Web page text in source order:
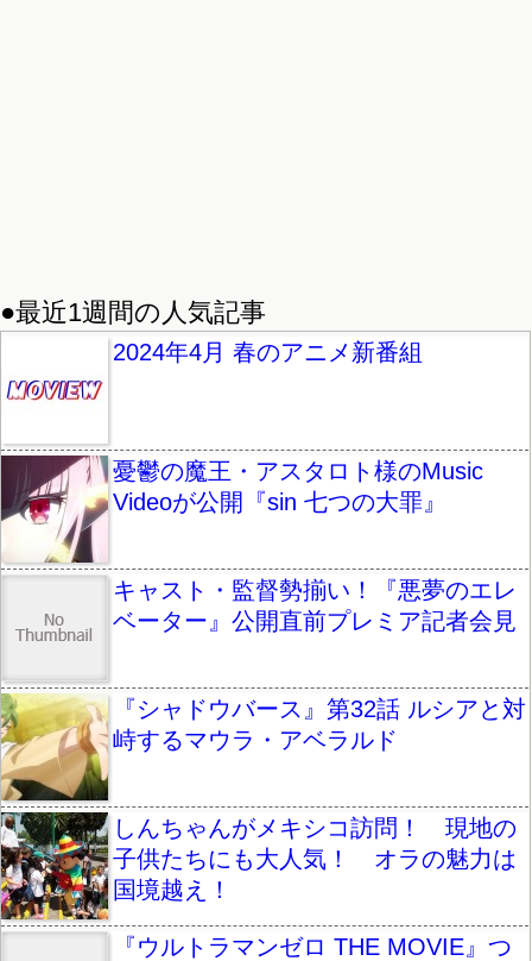
●最近1週間の人気記事
2024年4月 春のアニメ新番組
憂鬱の魔王・アスタロト様のMusic
Videoが公開『sin 七つの大罪』
キャスト・監督勢揃い！『悪夢のエレ
ベーター』公開直前プレミア記者会見
『シャドウバース』第32話 ルシアと対
峙するマウラ・アベラルド
しんちゃんがメキシコ訪問！ 現地の
子供たちにも大人気！ オラの魅力は
国境越え！
『ウルトラマンゼロ THE MOVIE』つ